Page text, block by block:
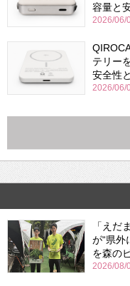
容量と
2026/06/
テリー
安全性
2026/06/
「えだ
が“県外
を森の
2026/08/